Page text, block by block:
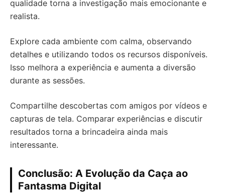
qualidade torna a investigação mais emocionante e
realista.
Explore cada ambiente com calma, observando
detalhes e utilizando todos os recursos disponíveis.
Isso melhora a experiência e aumenta a diversão
durante as sessões.
Compartilhe descobertas com amigos por vídeos e
capturas de tela. Comparar experiências e discutir
resultados torna a brincadeira ainda mais
interessante.
Conclusão: A Evolução da Caça ao
Fantasma Digital